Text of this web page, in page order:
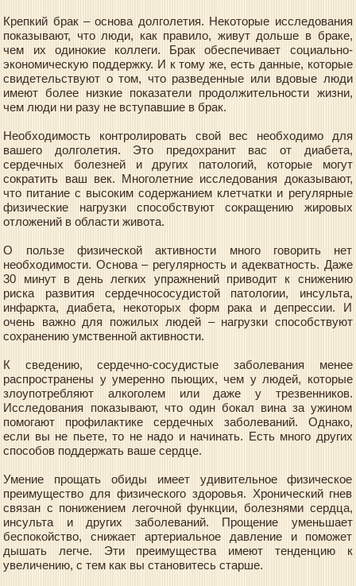
Крепкий брак – основа долголетия. Некоторые исследования
показывают, что люди, как правило, живут дольше в браке,
чем их одинокие коллеги. Брак обеспечивает социально-
экономическую поддержку. И к тому же, есть данные, которые
свидетельствуют о том, что разведенные или вдовые люди
имеют более низкие показатели продолжительности жизни,
чем люди ни разу не вступавшие в брак.
Необходимость контролировать свой вес необходимо для
вашего долголетия. Это предохранит вас от диабета,
сердечных болезней и других патологий, которые могут
сократить ваш век. Многолетние исследования доказывают,
что питание с высоким содержанием клетчатки и регулярные
физические нагрузки способствуют сокращению жировых
отложений в области живота.
О пользе физической активности много говорить нет
необходимости. Основа – регулярность и адекватность. Даже
30 минут в день легких упражнений приводит к снижению
риска развития сердечнососудистой патологии, инсульта,
инфаркта, диабета, некоторых форм рака и депрессии. И
очень важно для пожилых людей – нагрузки способствуют
сохранению умственной активности.
К сведению, сердечно-сосудистые заболевания менее
распространены у умеренно пьющих, чем у людей, которые
злоупотребляют алкоголем или даже у трезвенников.
Исследования показывают, что один бокал вина за ужином
помогают профилактике сердечных заболеваний. Однако,
если вы не пьете, то не надо и начинать. Есть много других
способов поддержать ваше сердце.
Умение прощать обиды имеет удивительное физическое
преимущество для физического здоровья. Хронический гнев
связан с понижением легочной функции, болезнями сердца,
инсульта и других заболеваний. Прощение уменьшает
беспокойство, снижает артериальное давление и поможет
дышать легче. Эти преимущества имеют тенденцию к
увеличению, с тем как вы становитесь старше.